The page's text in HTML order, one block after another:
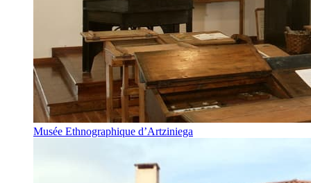
Musée Ethnographique d’Artziniega